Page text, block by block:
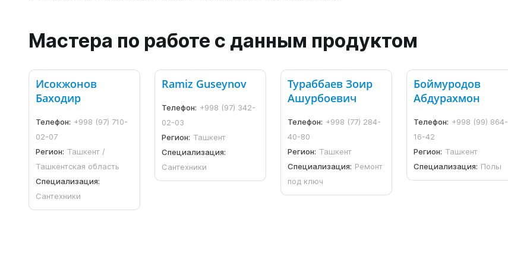
Мастера по работе с данным продуктом
Исокжонов
Баходир
Телефон: +998 (97) 710-
02-07
Регион: Ташкент /
Ташкентская область
Специализация:
Сантехники
Ramiz Guseynov
Телефон: +998 (97) 342-
02-03
Регион: Ташкент
Специализация:
Сантехники
Тураббаев Зоир
Ашурбоевич
Телефон: +998 (77) 284-
40-80
Регион: Ташкент
Специализация: Ремонт
под ключ
Боймуродов
Абдурахмон
Телефон: +998 (99) 864-
16-42
Регион: Ташкент
Специализация: Полы